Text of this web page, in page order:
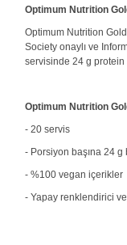
Optimum Nutrition
Optimum Nutrition
Society onaylı ve
servisinde 24 g protein
Optimum Nutrition
- 20 servis
- Porsiyon başına 24 g
- %100 vegan içerikler
- Yapay renklendirici